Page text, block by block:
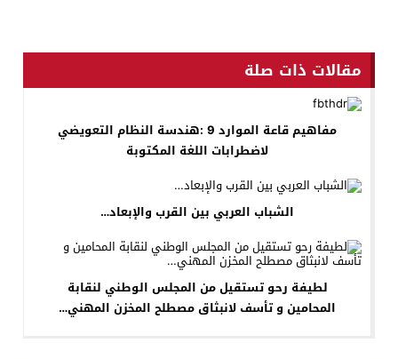
مقالات ذات صلة
مفاهيم قاعة الموارد 9 :هندسة النظام التعويضي
لاضطرابات اللغة المكتوبة
الشباب العربي بين القرب والإبعاد…
لطيفة رحو تستقيل من المجلس الوطني لنقابة
المحامين و تأسف لانبثاق مصطلح المخزن المهني…